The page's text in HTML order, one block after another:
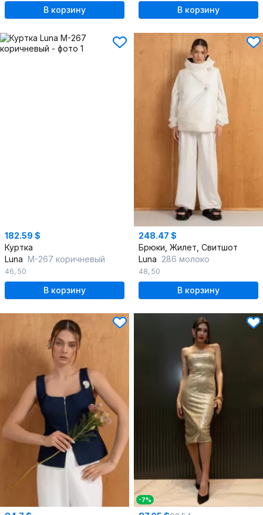
В корзину В корзину
182.59 $
Куртка
Luna М-267 коричневый
46, 50
В корзину
248.47 $
Брюки, Жилет, Свитшот
Luna 286 молоко
48, 50
В корзину
-7%